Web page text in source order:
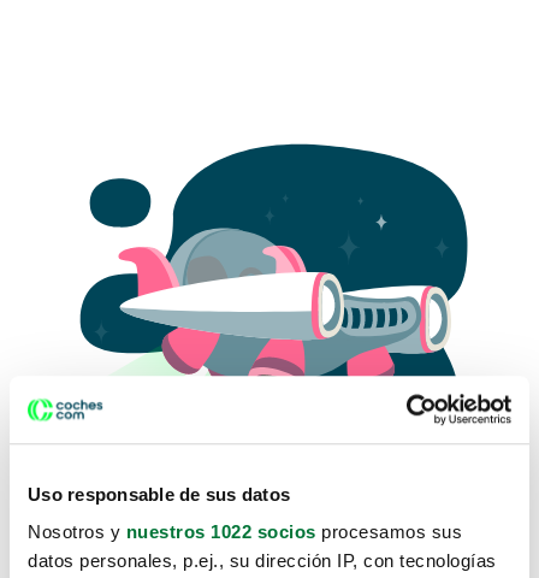
Uso responsable de sus datos
Nosotros y nuestros 1022 socios procesamos sus
datos personales, p.ej., su dirección IP, con tecnologías